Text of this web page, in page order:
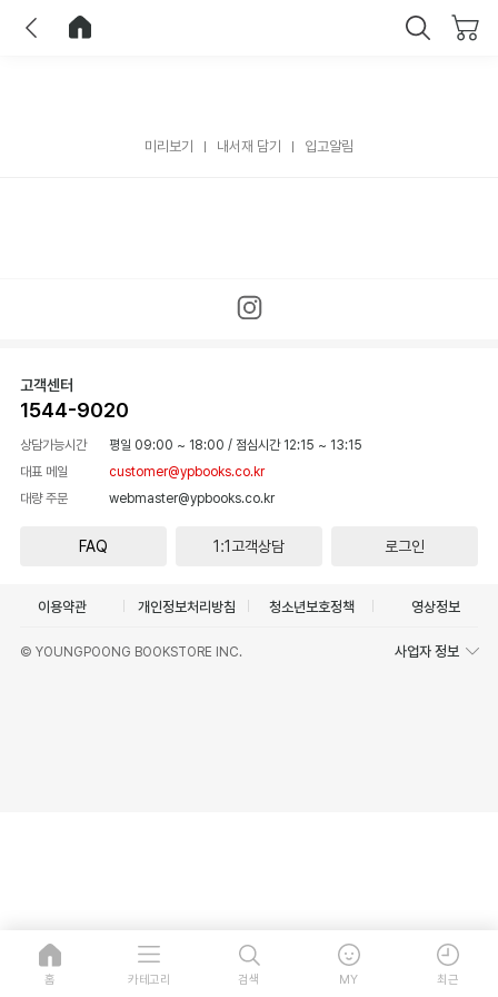
미리보기 내서재 담기 입고알림
고객센터
1544-9020
상담가능시간 평일 09:00 ~ 18:00 / 점심시간 12:15 ~ 13:15
대표 메일
customer@ypbooks.co.kr
대량 주문
webmaster@ypbooks.co.kr
FAQ 1:1고객상담 로그인
이용약관 개인정보처리방침 청소년보호정책 영상정보
© YOUNGPOONG BOOKSTORE INC. 사업자 정보
홈 카테고리 검색 MY 최근